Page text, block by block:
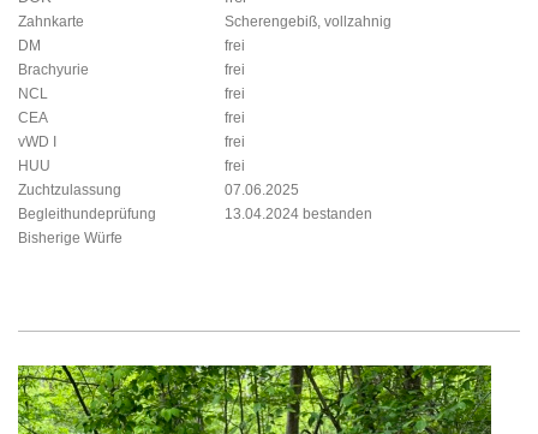
Zahnkarte
Scherengebiß, vollzahnig
DM
frei
Brachyurie
frei
NCL
frei
CEA
frei
vWD I
frei
HUU
frei
Zuchtzulassung
07.06.2025
Begleithundeprüfung
13.04.2024 bestanden
Bisherige Würfe